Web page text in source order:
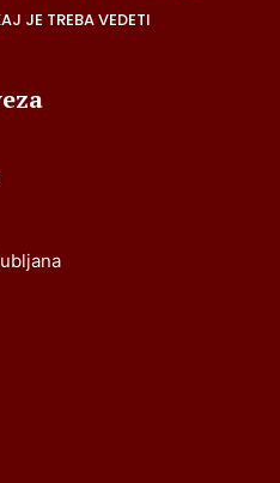
JE TREBA VEDETI